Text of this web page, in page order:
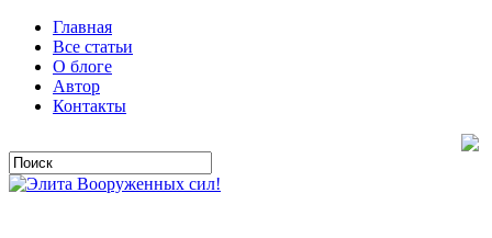
Главная
Все статьи
О блоге
Автор
Контакты